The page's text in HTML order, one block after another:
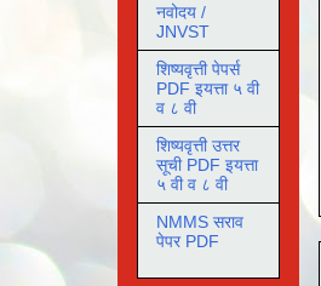
नवोदय /
JNVST
शिष्यवृत्ती पेपर्स
PDF इयत्ता ५ वी
व ८ वी
शिष्यवृत्ती उत्तर
सूची PDF इयत्ता
५ वी व ८ वी
NMMS सराव
पेपर PDF